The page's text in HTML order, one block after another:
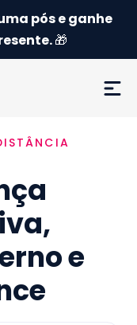
pós e ganhe
🎁
e